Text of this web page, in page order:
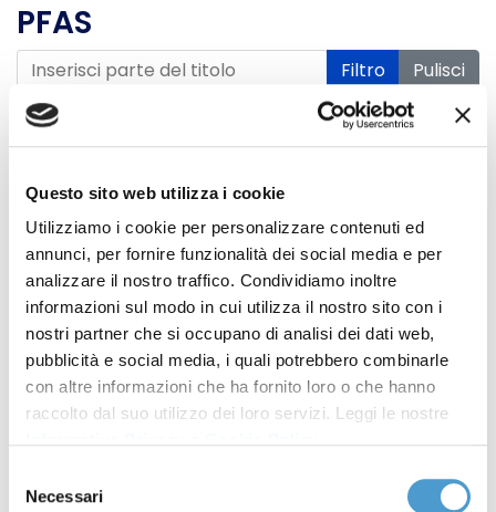
Questo sito web utilizza i cookie
Utilizziamo i cookie per personalizzare contenuti ed
annunci, per fornire funzionalità dei social media e per
analizzare il nostro traffico. Condividiamo inoltre
informazioni sul modo in cui utilizza il nostro sito con i
nostri partner che si occupano di analisi dei dati web,
pubblicità e social media, i quali potrebbero combinarle
con altre informazioni che ha fornito loro o che hanno
raccolto dal suo utilizzo dei loro servizi. Leggi le nostre
delNecessari
PFAS
Inserisci parte del titolo Filtro
Pulisci
Visualizza #
Titolo
Stop PFAS nelle acque
potabili
15 Maggio 2026
PFAS nel sangue dei vigili del
fuoco, urge apertura
indagini
12 Giugno 2025